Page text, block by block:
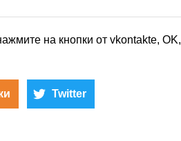
на кнопки от vkontakte, OK,
Twitter